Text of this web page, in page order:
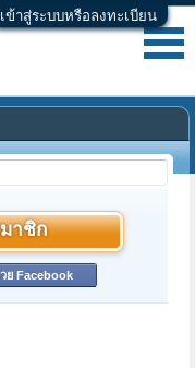
เข้าสู่ระบบหรือลงทะเบียน
าชิก
ย Facebook